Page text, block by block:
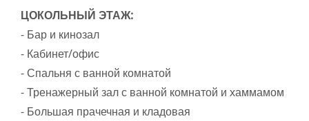
ЦОКОЛЬНЫЙ ЭТАЖ:
- Бар и кинозал
- Кабинет/офис
- Спальня с ванной комнатой
- Тренажерный зал с ванной комнатой и хаммамом
- Большая прачечная и кладовая